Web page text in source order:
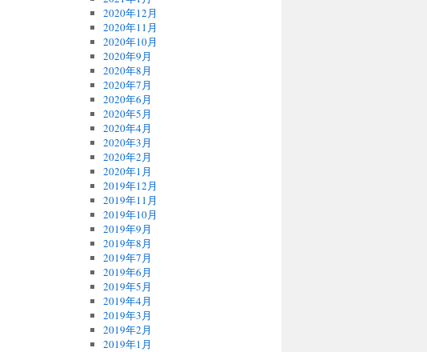
2020年12月
2020年11月
2020年10月
2020年9月
2020年8月
2020年7月
2020年6月
2020年5月
2020年4月
2020年3月
2020年2月
2020年1月
2019年12月
2019年11月
2019年10月
2019年9月
2019年8月
2019年7月
2019年6月
2019年5月
2019年4月
2019年3月
2019年2月
2019年1月